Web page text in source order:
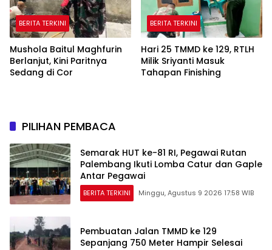
BERITA TERKINI
Mushola Baitul Maghfurin
Berlanjut, Kini Paritnya
Sedang di Cor
BERITA TERKINI
Hari 25 TMMD ke 129, RTLH
Milik Sriyanti Masuk
Tahapan Finishing
PILIHAN PEMBACA
Semarak HUT ke-81 RI, Pegawai Rutan
Palembang Ikuti Lomba Catur dan Gaple
Antar Pegawai
BERITA TERKINI Minggu, Agustus 9 2026 17:58 WIB
Pembuatan Jalan TMMD ke 129
Sepanjang 750 Meter Hampir Selesai